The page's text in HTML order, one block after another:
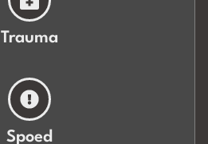
Trauma
Spoed